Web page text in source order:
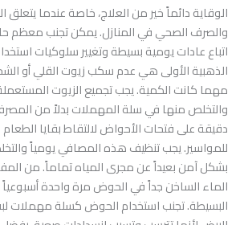
الوقاية دائماً خير من العلاج، خاصة عندما يتعلق
والصرف الصحي في المنازل. يمكن تجنب معظم
اتباع عادات يومية بسيطة وتغيير سلوكيات
الذهبية الأولى هي عدم سكب زيوت القلي أو
مهما كانت الكمية. يجب تجميع الزيوت
والتخلص منها في سلة المهملات بدلاً من
دقيقة على فتحات الأحواض لالتقاط بقايا الطعام
للمواسير. يجب تنظيف هذه المصافي يومياً
بشكل آمن بعيداً عن مجرى المياه تماماً. من
الماء الساخن جداً في الحوض مرة واحدة أسبوعياً
البسيطة. تجنب استخدام الحوض كسلة مهملات